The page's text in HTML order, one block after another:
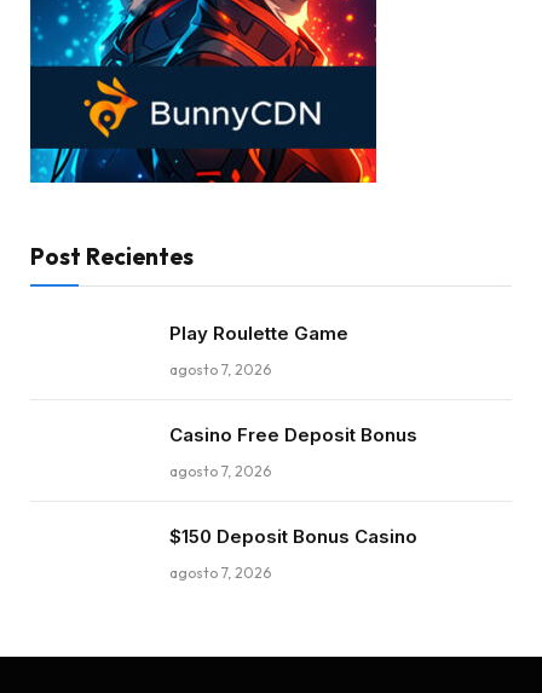
Post Recientes
Play Roulette Game
agosto 7, 2026
Casino Free Deposit Bonus
agosto 7, 2026
$150 Deposit Bonus Casino
agosto 7, 2026